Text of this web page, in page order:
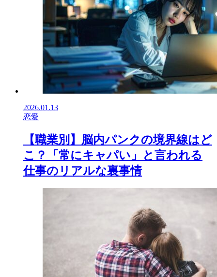
2026.01.13
恋愛
【職業別】脳内パンクの境界線はど
こ？「常にキャパい」と言われる
仕事のリアルな裏事情